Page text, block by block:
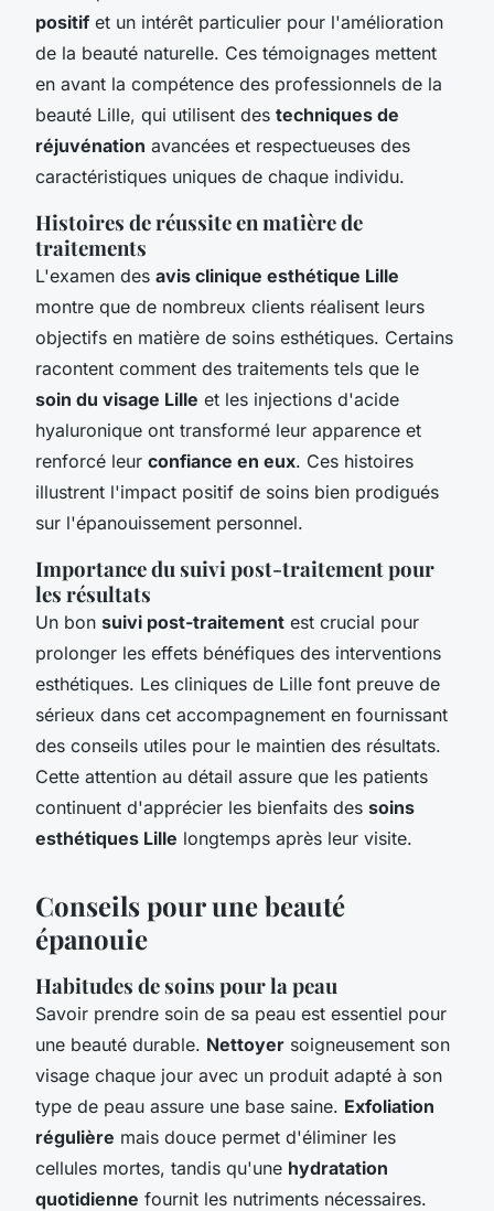
positif et un intérêt particulier pour l'amélioration
de la beauté naturelle. Ces témoignages mettent
en avant la compétence des professionnels de la
beauté Lille, qui utilisent des techniques de
réjuvénation avancées et respectueuses des
caractéristiques uniques de chaque individu.
Histoires de réussite en matière de
traitements
L'examen des avis clinique esthétique Lille
montre que de nombreux clients réalisent leurs
objectifs en matière de soins esthétiques. Certains
racontent comment des traitements tels que le
soin du visage Lille et les injections d'acide
hyaluronique ont transformé leur apparence et
renforcé leur confiance en eux. Ces histoires
illustrent l'impact positif de soins bien prodigués
sur l'épanouissement personnel.
Importance du suivi post-traitement pour
les résultats
Un bon suivi post-traitement est crucial pour
prolonger les effets bénéfiques des interventions
esthétiques. Les cliniques de Lille font preuve de
sérieux dans cet accompagnement en fournissant
des conseils utiles pour le maintien des résultats.
Cette attention au détail assure que les patients
continuent d'apprécier les bienfaits des soins
esthétiques Lille longtemps après leur visite.
Conseils pour une beauté
épanouie
Habitudes de soins pour la peau
Savoir prendre soin de sa peau est essentiel pour
une beauté durable. Nettoyer soigneusement son
visage chaque jour avec un produit adapté à son
type de peau assure une base saine. Exfoliation
régulière mais douce permet d'éliminer les
cellules mortes, tandis qu'une hydratation
quotidienne fournit les nutriments nécessaires.